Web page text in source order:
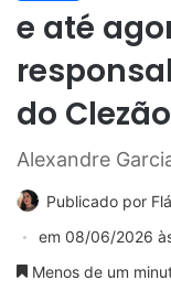
e até
do Clezão
Alexandre
Publicado por
em 08/06/2026
Menos de um